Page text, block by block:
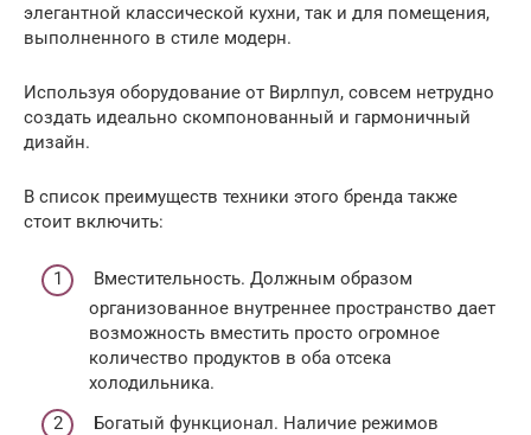
элегантной классической кухни, так и для помещения,
выполненного в стиле модерн.
Используя оборудование от Вирлпул, совсем нетрудно
создать идеально скомпонованный и гармоничный
дизайн.
В список преимуществ техники этого бренда также
стоит включить:
Вместительность. Должным образом
организованное внутреннее пространство дает
возможность вместить просто огромное
количество продуктов в оба отсека
холодильника.
Богатый функционал. Наличие режимов